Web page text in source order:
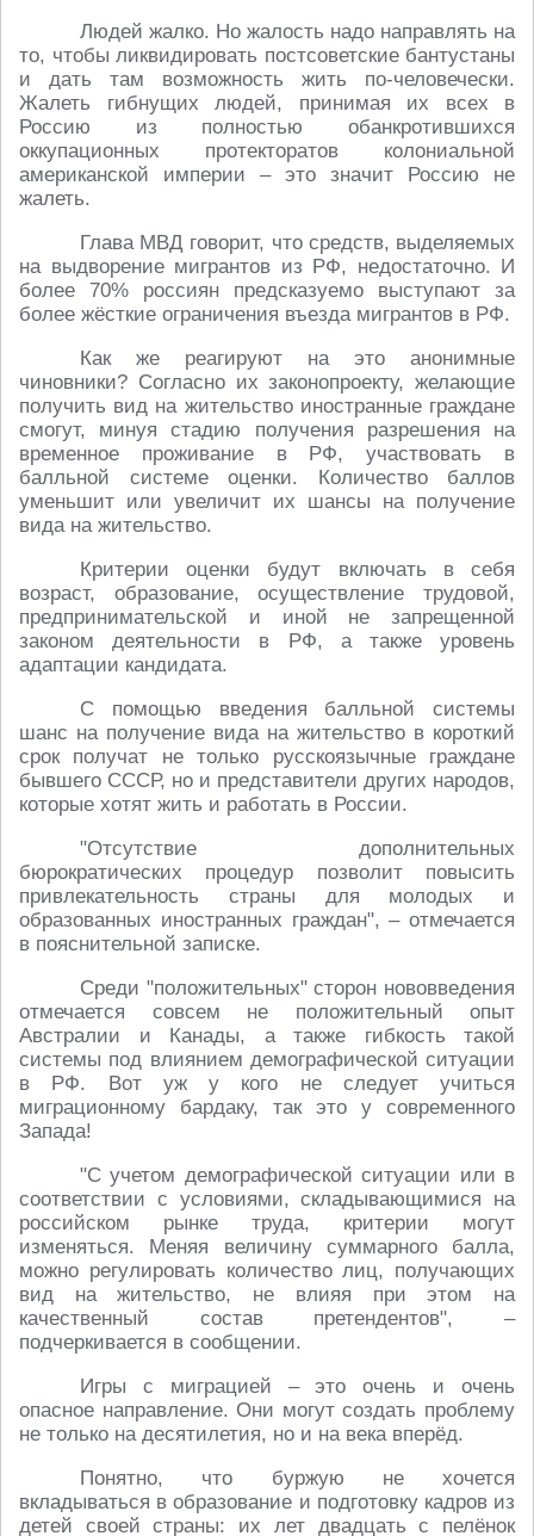
Людей жалко. Но жалость надо направлять на
то, чтобы ликвидировать постсоветские бантустаны
и дать там возможность жить по-человечески.
Жалеть гибнущих людей, принимая их всех в
Россию из полностью обанкротившихся
оккупационных протекторатов колониальной
американской империи – это значит Россию не
жалеть.
Глава МВД говорит, что средств, выделяемых
на выдворение мигрантов из РФ, недостаточно. И
более 70% россиян предсказуемо выступают за
более жёсткие ограничения въезда мигрантов в РФ.
Как же реагируют на это анонимные
чиновники? Согласно их законопроекту, желающие
получить вид на жительство иностранные граждане
смогут, минуя стадию получения разрешения на
временное проживание в РФ, участвовать в
балльной системе оценки. Количество баллов
уменьшит или увеличит их шансы на получение
вида на жительство.
Критерии оценки будут включать в себя
возраст, образование, осуществление трудовой,
предпринимательской и иной не запрещенной
законом деятельности в РФ, а также уровень
адаптации кандидата.
С помощью введения балльной системы
шанс на получение вида на жительство в короткий
срок получат не только русскоязычные граждане
бывшего СССР, но и представители других народов,
которые хотят жить и работать в России.
"Отсутствие дополнительных
бюрократических процедур позволит повысить
привлекательность страны для молодых и
образованных иностранных граждан", – отмечается
в пояснительной записке.
Среди "положительных" сторон нововведения
отмечается совсем не положительный опыт
Австралии и Канады, а также гибкость такой
системы под влиянием демографической ситуации
в РФ. Вот уж у кого не следует учиться
миграционному бардаку, так это у современного
Запада!
"С учетом демографической ситуации или в
соответствии с условиями, складывающимися на
российском рынке труда, критерии могут
изменяться. Меняя величину суммарного балла,
можно регулировать количество лиц, получающих
вид на жительство, не влияя при этом на
качественный состав претендентов", –
подчеркивается в сообщении.
Игры с миграцией – это очень и очень
опасное направление. Они могут создать проблему
не только на десятилетия, но и на века вперёд.
Понятно, что буржую не хочется
вкладываться в образование и подготовку кадров из
детей своей страны: их лет двадцать с пелёнок